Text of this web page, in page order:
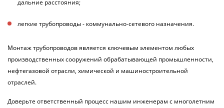
дальние расстояния;
легкие трубопроводы - коммунально-сетевого назначения.
Монтаж трубопроводов является ключевым элементом любых
производственных сооружений обрабатывающей промышленности,
нефтегазовой отрасли, химической и машиностроительной
отраслей.
Доверьте ответственный процесс нашим инженерам с многолетним